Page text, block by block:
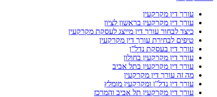
עורך דין מקרקעין
עורך דין מקרקעין בראשון לציון
כיצד לבחור עורך דין מייצג לעסקת מקרקעין
טיפים לבחירת עורך דין מקרקעין
עורך דין בעסקת נדל”ן
עורך דין מקרקעין בחולון
עורך דין מקרקעין בתל אביב
מה זה עורך דין מקרקעין
עורך דין נדל"ן ומקרקעין מומלץ
עורך דין מקרקעין תל אביב והמרכז